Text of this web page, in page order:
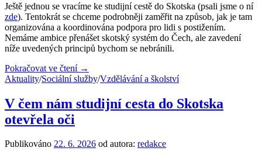
Ještě jednou se vracíme ke studijní cestě do Skotska (psali jsme o ní
zde). Tentokrát se chceme podrobněji zaměřit na způsob, jak je tam
organizována a koordinována podpora pro lidi s postižením.
Nemáme ambice přenášet skotský systém do Čech, ale zavedení
níže uvedených principů bychom se nebránili.
Pokračovat ve čtení →
Aktuality/Sociální služby/Vzdělávání a školství
V čem nám studijní cesta do Skotska
otevřela oči
Publikováno 22. 6. 2026 od autora: redakce